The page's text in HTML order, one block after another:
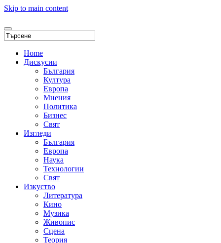
Skip to main content
Home
Дискусии
България
Култура
Европа
Мнения
Политика
Бизнес
Свят
Изгледи
България
Европа
Наука
Технологии
Свят
Изкуство
Литература
Кино
Музика
Живопис
Сцена
Теория